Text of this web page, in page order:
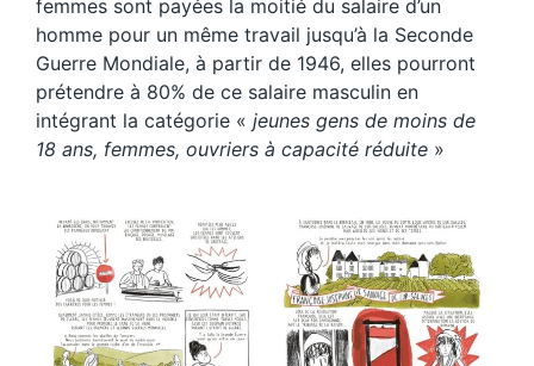
femmes sont payées la moitié du salaire d’un
homme pour un même travail jusqu’à la Seconde
Guerre Mondiale, à partir de 1946, elles pourront
prétendre à 80% de ce salaire masculin en
intégrant la catégorie « jeunes gens de moins de
18 ans, femmes, ouvriers à capacité réduite »